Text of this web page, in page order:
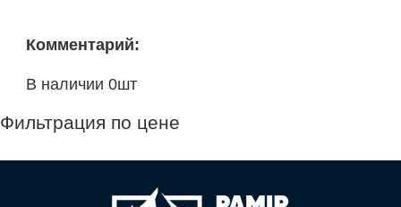
Комментарий:
В наличии 0шт
Фильтрация по цене